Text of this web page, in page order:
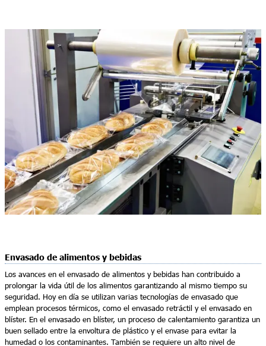
Envasado de alimentos y bebidas
Los avances en el envasado de alimentos y bebidas han contribuido a
prolongar la vida útil de los alimentos garantizando al mismo tiempo su
seguridad. Hoy en día se utilizan varias tecnologías de envasado que
emplean procesos térmicos, como el envasado retráctil y el envasado en
blíster. En el envasado en blíster, un proceso de calentamiento garantiza un
buen sellado entre la envoltura de plástico y el envase para evitar la
humedad o los contaminantes. También se requiere un alto nivel de